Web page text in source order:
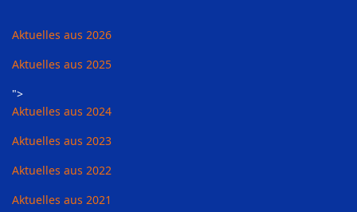
Aktuelles aus 2026
Aktuelles aus 2025
">
Aktuelles aus 2024
Aktuelles aus 2023
Aktuelles aus 2022
Aktuelles aus 2021